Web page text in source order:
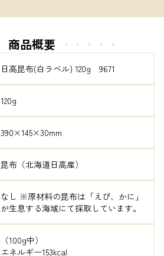
商品概要 ・・・・・
日高昆布(白ラベル) 120g　9671
120g
390×145×30mm
昆布（北海道日高産）
なし ※原材料の昆布は「えび、かに」
が生息する海域にて採取しています。
（100g中）
エネルギー153kcal